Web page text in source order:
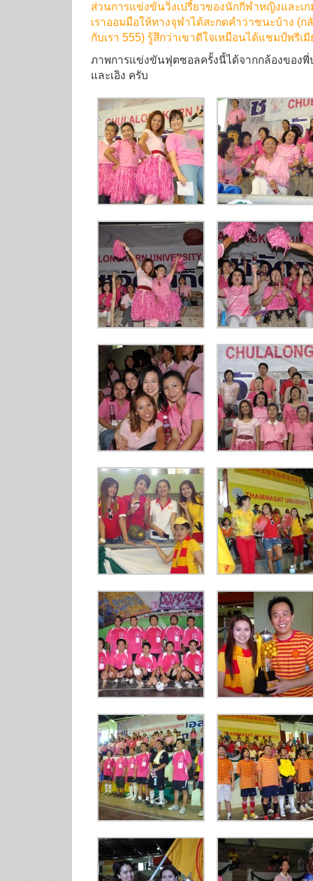
ส่วนการแข่งขันวิ่งเปรี้ยวของนักกีฬาหญิงและเ
เราออมมือให้ทางจุฬาได้สะกดคำว่าชนะบ้าง (ก
กับเรา 555) รู้สึกว่าเขาดีใจเหมือนได้แชมป์พรีเ
ภาพการแข่งขันฟุตซอลครั้งนี้ได้จากกล้องของพี่
และเอิง ครับ